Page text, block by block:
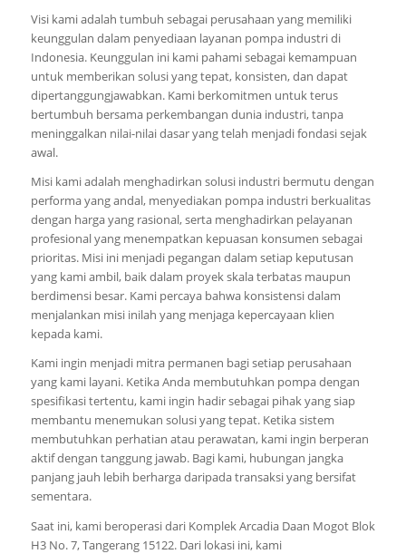
Visi kami adalah tumbuh sebagai perusahaan yang memiliki
keunggulan dalam penyediaan layanan pompa industri di
Indonesia. Keunggulan ini kami pahami sebagai kemampuan
untuk memberikan solusi yang tepat, konsisten, dan dapat
dipertanggungjawabkan. Kami berkomitmen untuk terus
bertumbuh bersama perkembangan dunia industri, tanpa
meninggalkan nilai-nilai dasar yang telah menjadi fondasi sejak
awal.
Misi kami adalah menghadirkan solusi industri bermutu dengan
performa yang andal, menyediakan pompa industri berkualitas
dengan harga yang rasional, serta menghadirkan pelayanan
profesional yang menempatkan kepuasan konsumen sebagai
prioritas. Misi ini menjadi pegangan dalam setiap keputusan
yang kami ambil, baik dalam proyek skala terbatas maupun
berdimensi besar. Kami percaya bahwa konsistensi dalam
menjalankan misi inilah yang menjaga kepercayaan klien
kepada kami.
Kami ingin menjadi mitra permanen bagi setiap perusahaan
yang kami layani. Ketika Anda membutuhkan pompa dengan
spesifikasi tertentu, kami ingin hadir sebagai pihak yang siap
membantu menemukan solusi yang tepat. Ketika sistem
membutuhkan perhatian atau perawatan, kami ingin berperan
aktif dengan tanggung jawab. Bagi kami, hubungan jangka
panjang jauh lebih berharga daripada transaksi yang bersifat
sementara.
Saat ini, kami beroperasi dari Komplek Arcadia Daan Mogot Blok
H3 No. 7, Tangerang 15122. Dari lokasi ini, kami